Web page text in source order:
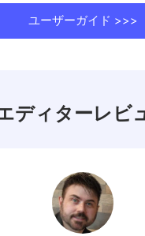
ユーザーガイド >>>